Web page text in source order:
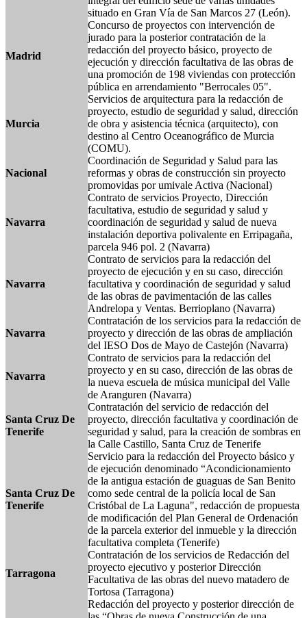
situado en Gran Vía de San Marcos 27 (León).
Madrid
Concurso de proyectos con intervención de
jurado para la posterior contratación de la
redacción del proyecto básico, proyecto de
ejecución y dirección facultativa de las obras de
una promoción de 198 viviendas con protección
pública en arrendamiento "Berrocales 05".
Murcia
Servicios de arquitectura para la redacción de
proyecto, estudio de seguridad y salud, dirección
de obra y asistencia técnica (arquitecto), con
destino al Centro Oceanográfico de Murcia
(COMU).
Nacional
Coordinación de Seguridad y Salud para las
reformas y obras de construcción sin proyecto
promovidas por umivale Activa (Nacional)
Navarra
Contrato de servicios Proyecto, Dirección
facultativa, estudio de seguridad y salud y
coordinación de seguridad y salud de nueva
instalación deportiva polivalente en Erripagaña,
parcela 946 pol. 2 (Navarra)
Navarra
Contrato de servicios para la redacción del
proyecto de ejecución y en su caso, dirección
facultativa y coordinación de seguridad y salud
de las obras de pavimentación de las calles
Andrelopa y Ventas. Berrioplano (Navarra)
Navarra
Contratación de los servicios para la redacción de
proyecto y dirección de las obras de ampliación
del IESO Dos de Mayo de Castejón (Navarra)
Navarra
Contrato de servicios para la redacción del
proyecto y en su caso, dirección de las obras de
la nueva escuela de música municipal del Valle
de Aranguren (Navarra)
Santa Cruz De
Tenerife
Contratación del servicio de redacción del
proyecto, dirección facultativa y coordinación de
seguridad y salud, para la creación de sombras en
la Calle Castillo, Santa Cruz de Tenerife
Santa Cruz De
Tenerife
Servicio para la redacción del Proyecto básico y
de ejecución denominado “Acondicionamiento
de la antigua estación de guaguas de San Benito
como sede central de la policía local de San
Cristóbal de La Laguna", redacción de propuesta
de modificación del Plan General de Ordenación
de la parcela exterior del inmueble y la dirección
facultativa completa (Tenerife)
Tarragona
Contratación de los servicios de Redacción del
proyecto ejecutivo y posterior Dirección
Facultativa de las obras del nuevo matadero de
Tortosa (Tarragona)
Redacción del proyecto y posterior dirección de